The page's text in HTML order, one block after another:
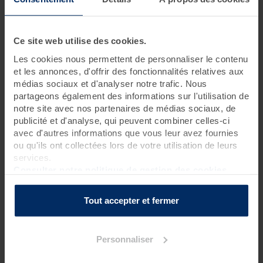
Ce site web utilise des cookies.
Les cookies nous permettent de personnaliser le contenu
et les annonces, d'offrir des fonctionnalités relatives aux
médias sociaux et d'analyser notre trafic. Nous
partageons également des informations sur l'utilisation de
notre site avec nos partenaires de médias sociaux, de
publicité et d'analyse, qui peuvent combiner celles-ci
avec d'autres informations que vous leur avez fournies
ou qu'ils ont collectées lors de votre utilisation de leurs
services.
Tout accepter et fermer
Personnaliser
Il suffit d'une journée pour prendre goût aux bienfaits de la
bien-êtresont de grande qualité grâce aux vertus de la mer.
Et pour une pause bien-être encore plus intense, vous avez
libre accès au Spa Marin pendant toute la journée. Pause
possible tous les jours.
Rendez-vous à 8h40 pour une réservation le matin
Rendez-vous à 13h40 pour une réservation l’après-midi
Pour connaître l’heure de début de votre premier soin, nous
La journée est à vous !
Programme des soins